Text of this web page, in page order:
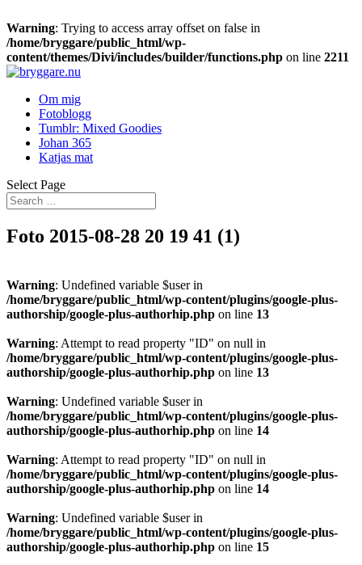
Warning: Trying to access array offset on false in
/home/bryggare/public_html/wp-
content/themes/Divi/includes/builder/functions.php on line 2211
Om mig
Fotoblogg
Tumblr: Mixed Goodies
Johan 365
Katjas mat
Select Page
Foto 2015-08-28 20 19 41 (1)
Warning: Undefined variable $user in
/home/bryggare/public_html/wp-content/plugins/google-plus-
authorship/google-plus-authorhip.php on line 13
Warning: Attempt to read property "ID" on null in
/home/bryggare/public_html/wp-content/plugins/google-plus-
authorship/google-plus-authorhip.php on line 13
Warning: Undefined variable $user in
/home/bryggare/public_html/wp-content/plugins/google-plus-
authorship/google-plus-authorhip.php on line 14
Warning: Attempt to read property "ID" on null in
/home/bryggare/public_html/wp-content/plugins/google-plus-
authorship/google-plus-authorhip.php on line 14
Warning: Undefined variable $user in
/home/bryggare/public_html/wp-content/plugins/google-plus-
authorship/google-plus-authorhip.php on line 15